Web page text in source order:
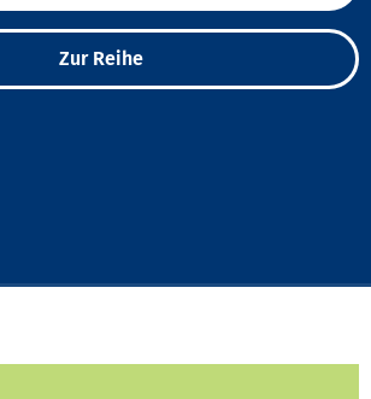
Zur Reihe